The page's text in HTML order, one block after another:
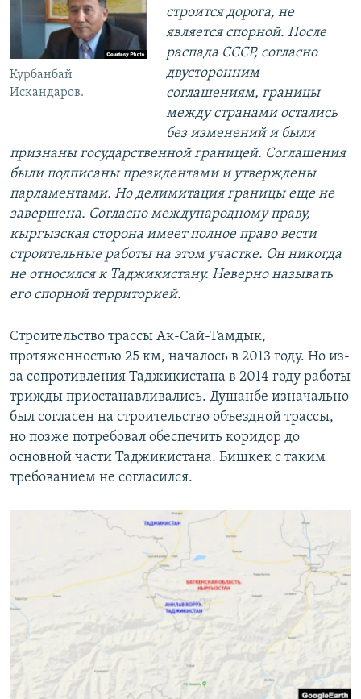
Курбанбай
Искандаров.
строится дорога, не
является спорной. После
распада СССР, согласно
двусторонним
соглашениям, границы
между странами остались
без изменений и были
признаны государственной границей. Соглашения
были подписаны президентами и утверждены
парламентами. Но делимитация границы еще не
завершена. Согласно международному праву,
кыргызская сторона имеет полное право вести
строительные работы на этом участке. Он никогда
не относился к Таджикистану. Неверно называть
его спорной территорией.
Строительство трассы Ак-Сай-Тамдык,
протяженностью 25 км, началось в 2013 году. Но из-
за сопротивления Таджикистана в 2014 году работы
трижды приостанавливались. Душанбе изначально
был согласен на строительство объездной трассы,
но позже потребовал обеспечить коридор до
основной части Таджикистана. Бишкек с таким
требованием не согласился.